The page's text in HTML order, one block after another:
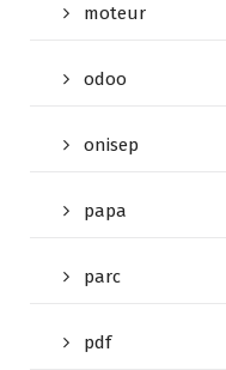
moteur
odoo
onisep
papa
parc
pdf